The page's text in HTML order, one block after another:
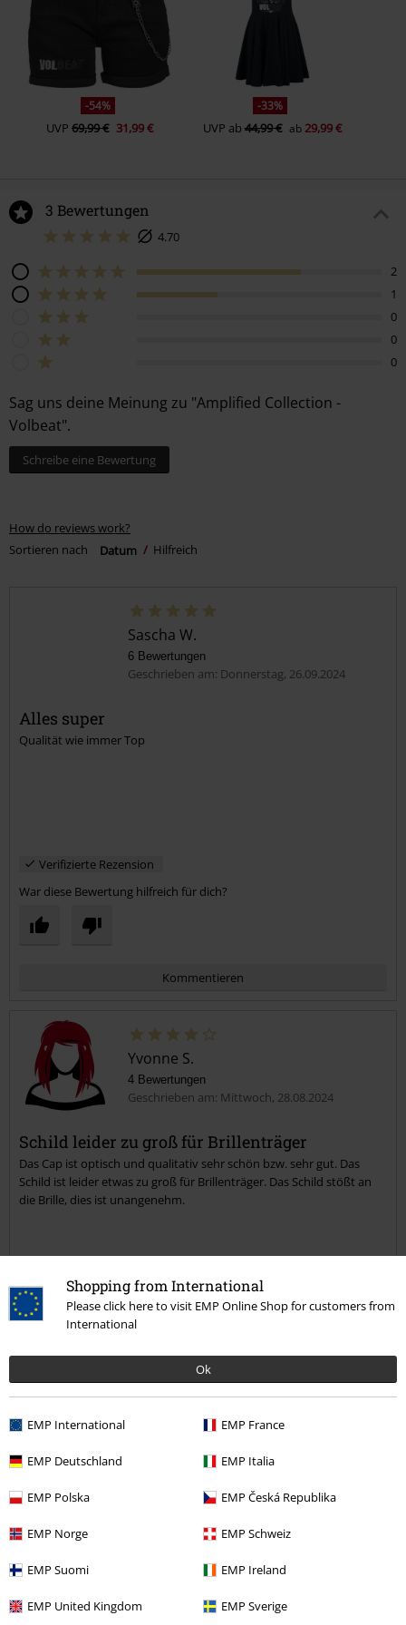
Shopping from International
Please click here to visit EMP Online Shop for customers from
International
Ok
EMP International EMP France
EMP Deutschland EMP Italia
EMP Polska EMP Česká Republika
EMP Norge EMP Schweiz
EMP Suomi EMP Ireland
EMP United Kingdom EMP Sverige
-54%
UVP 69,99 € 31,99 €
-33%
UVP ab 44,99 € ab 29,99 €
3 Bewertungen
4.70
2
1
0
0
0
Sag uns deine Meinung zu "Amplified Collection -
Volbeat".
Schreibe eine Bewertung
How do reviews work?
Sortieren nach
Datum Hilfreich
Sascha W.
6 Bewertungen
Geschrieben am: Donnerstag, 26.09.2024
Alles super
Qualität wie immer Top
Verifizierte Rezension
War diese Bewertung hilfreich für dich?
Kommentieren
Kommentar jetzt abschicken!
Yvonne S.
4 Bewertungen
Geschrieben am: Mittwoch, 28.08.2024
Schild leider zu groß für Brillenträger
Das Cap ist optisch und qualitativ sehr schön bzw. sehr gut. Das
Schild ist leider etwas zu groß für Brillenträger. Das Schild stößt an
die Brille, dies ist unangenehm.
Verifizierte Rezension
War diese Bewertung hilfreich für dich?
Kommentieren
3 Bewertungen
Sau geil